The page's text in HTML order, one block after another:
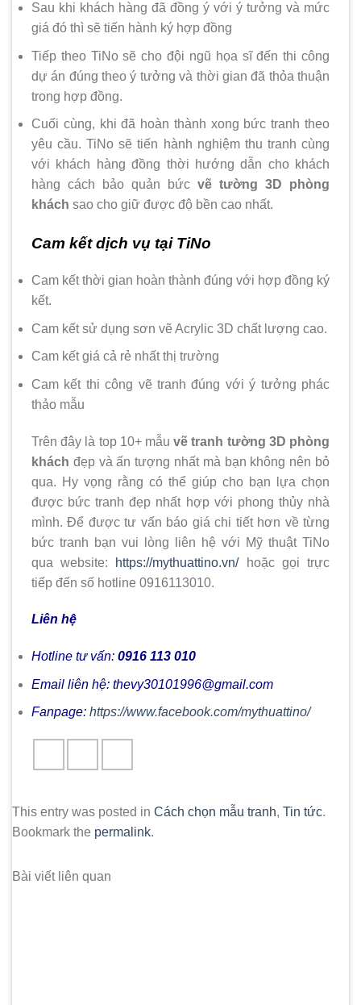
Sau khi khách hàng đã đồng ý với ý tưởng và mức
giá đó thì sẽ tiến hành ký hợp đồng
Tiếp theo TiNo sẽ cho đội ngũ họa sĩ đến thi công
dự án đúng theo ý tưởng và thời gian đã thỏa thuận
trong hợp đồng.
Cuối cùng, khi đã hoàn thành xong bức tranh theo
yêu cầu. TiNo sẽ tiến hành nghiệm thu tranh cùng
với khách hàng đồng thời hướng dẫn cho khách
hàng cách bảo quản bức vẽ tường 3D phòng
khách sao cho giữ được độ bền cao nhất.
Cam kết dịch vụ tại TiNo
Cam kết thời gian hoàn thành đúng với hợp đồng ký
kết.
Cam kết sử dụng sơn vẽ Acrylic 3D chất lượng cao.
Cam kết giá cả rẻ nhất thị trường
Cam kết thi công vẽ tranh đúng với ý tưởng phác
thảo mẫu
Trên đây là top 10+ mẫuvẽ tranh tường 3D phòng
khách đẹp và ấn tượng nhất mà bạn không nên bỏ
qua. Hy vọng rằng có thể giúp cho bạn lựa chọn
được bức tranh đẹp nhất hợp với phong thủy nhà
mình. Để được tư vấn báo giá chi tiết hơn về từng
bức tranh bạn vui lòng liên hệ với Mỹ thuật TiNo
qua website: https://mythuattino.vn/hoặc gọi trực
tiếp đến số hotline 0916113010.
Liên hệ
Hotline tư vấn: 0916 113 010
Email liên hệ: thevy30101996@gmail.com
Fanpage: https://www.facebook.com/mythuattino/
This entry was posted in Cách chọn mẫu tranh, Tin tức.
Bookmark the permalink.
Bài viết liên quan